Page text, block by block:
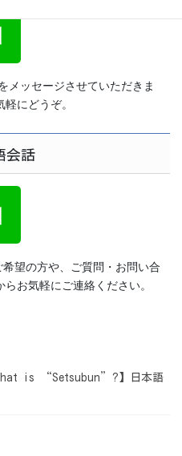
メッセージさせていただきま
にどうぞ。
会話
望の方や、ご質問・お問い合
お気軽にご連絡ください。
is “Setsubun”?】日本語